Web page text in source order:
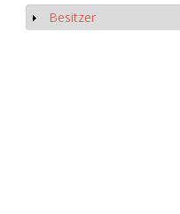
Show
Besitzer